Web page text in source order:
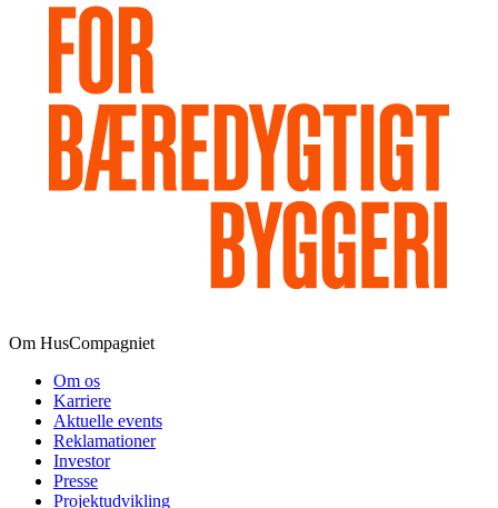
Om HusCompagniet
Om os
Karriere
Aktuelle events
Reklamationer
Investor
Presse
Projektudvikling